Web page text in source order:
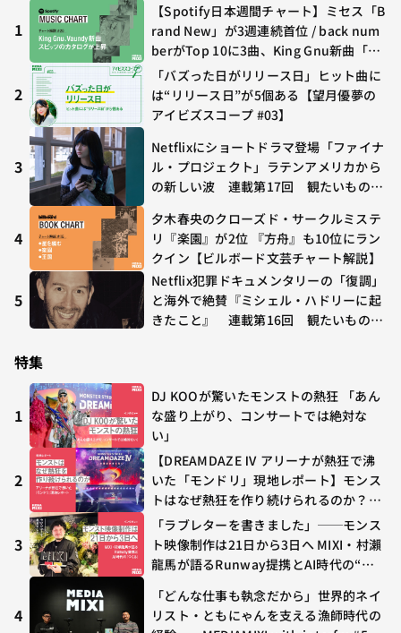
1
【Spotify日本週間チャート】ミセス「B
rand New」が3週連続首位 / back num
berがTop 10に3曲、King Gnu新曲「G
O GHOST」が初登場〜集計期間：2026
年7/24〜7/30
2
「バズった日がリリース日」ヒット曲に
は“リリース日”が5個ある【望月優夢の
アイビズスコープ #03】
3
Netflixにショートドラマ登場「ファイナ
ル・プロジェクト」ラテンアメリカから
の新しい波 連載第17回 観たいものが
4
夕木春央のクローズド・サークルミステ
リ『楽園』が2位 『方舟』も10位にラン
クイン【ビルボード文芸チャート解説】
5
Netflix犯罪ドキュメンタリーの「復調」
と海外で絶賛『ミシェル・ハドリーに起
きたこと』 連載第16回 観たいものが
特集
1
DJ KOOが驚いたモンストの熱狂 「あん
な盛り上がり、コンサートでは絶対な
い」
2
【DREAMDAZE Ⅳ アリーナが熱狂で沸
いた「モンドリ」現地レポート】モンス
トはなぜ熱狂を作り続けられるのか？コ
ラボ初の“真獣神化”やDJ KOO、てつ
や、兎田ぺこら、壱百満天原サロメらも
集結
3
「ラブレターを書きました」──モンス
ト映像制作は21日から3日へ MIXI・村瀨
龍馬が語るRunway提携とAI時代の“つ
4
「どんな仕事も執念だから」世界的ネイ
リスト・ともにゃんを支える漁師時代の